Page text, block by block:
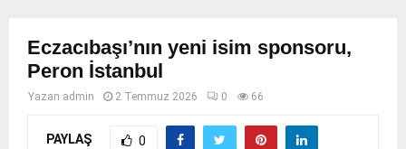
Eczacıbaşı’nın yeni isim sponsoru,
Peron İstanbul
Yazan admin 2 Temmuz 2026 0 66
PAYLAŞ 0